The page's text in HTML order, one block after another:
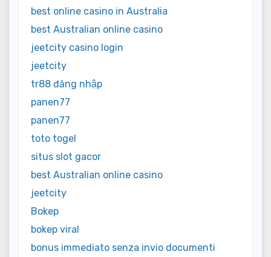
best online casino in Australia
best Australian online casino
jeetcity casino login
jeetcity
tr88 đăng nhập
panen77
panen77
toto togel
situs slot gacor
best Australian online casino
jeetcity
Bokep
bokep viral
bonus immediato senza invio documenti